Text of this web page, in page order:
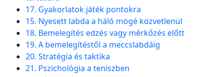
17. Gyakorlatok játék pontokra
15. Nyesett labda a háló mögé közvetlenül
18. Bemelegítés edzés vagy mérkőzés előtt
19. A bemelegítéstől a meccslabdáig
20. Stratégia és taktika
21. Pszichológia a teniszben